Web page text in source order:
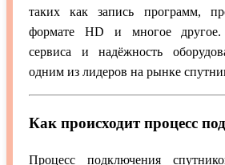
таких как запись программ,
формате HD и многое
сервиса и надёжность
одним из лидеров на рынке
Как происходит процесс
Процесс подключения